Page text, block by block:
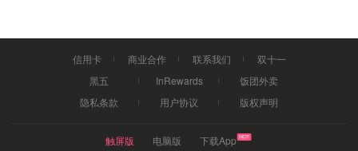
信用卡 商业合作 联系我们
双十一
黑五
InRewards
饭团外卖
隐私条款
用户协议 版权声明
触屏版 电脑版 下载App